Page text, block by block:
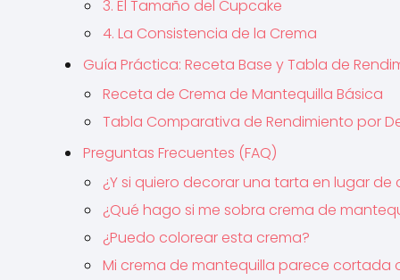
3. El Tamaño del Cupcake
4. La Consistencia de la Crema
Guía Práctica: Receta Base y Tabla de
Receta de Crema de Mantequilla Básica
Tabla Comparativa de Rendimiento por
Preguntas Frecuentes (FAQ)
¿Y si quiero decorar una tarta en lugar de
¿Qué hago si me sobra crema de
¿Puedo colorear esta crema?
Mi crema de mantequilla parece cortada